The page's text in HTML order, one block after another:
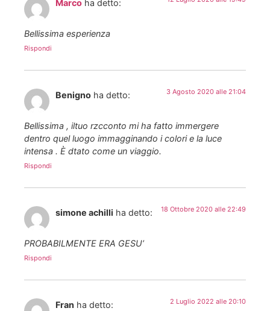
Marco ha detto:
Bellissima esperienza
Rispondi
Benigno ha detto: 3 Agosto 2020 alle 21:04
Bellissima , iltuo rzcconto mi ha fatto immergere
dentro quel luogo immagginando i colori e la luce
intensa . È dtato come un viaggio.
Rispondi
simone achilli ha detto: 18 Ottobre 2020 alle 22:49
PROBABILMENTE ERA GESU’
Rispondi
Fran ha detto: 2 Luglio 2022 alle 20:10